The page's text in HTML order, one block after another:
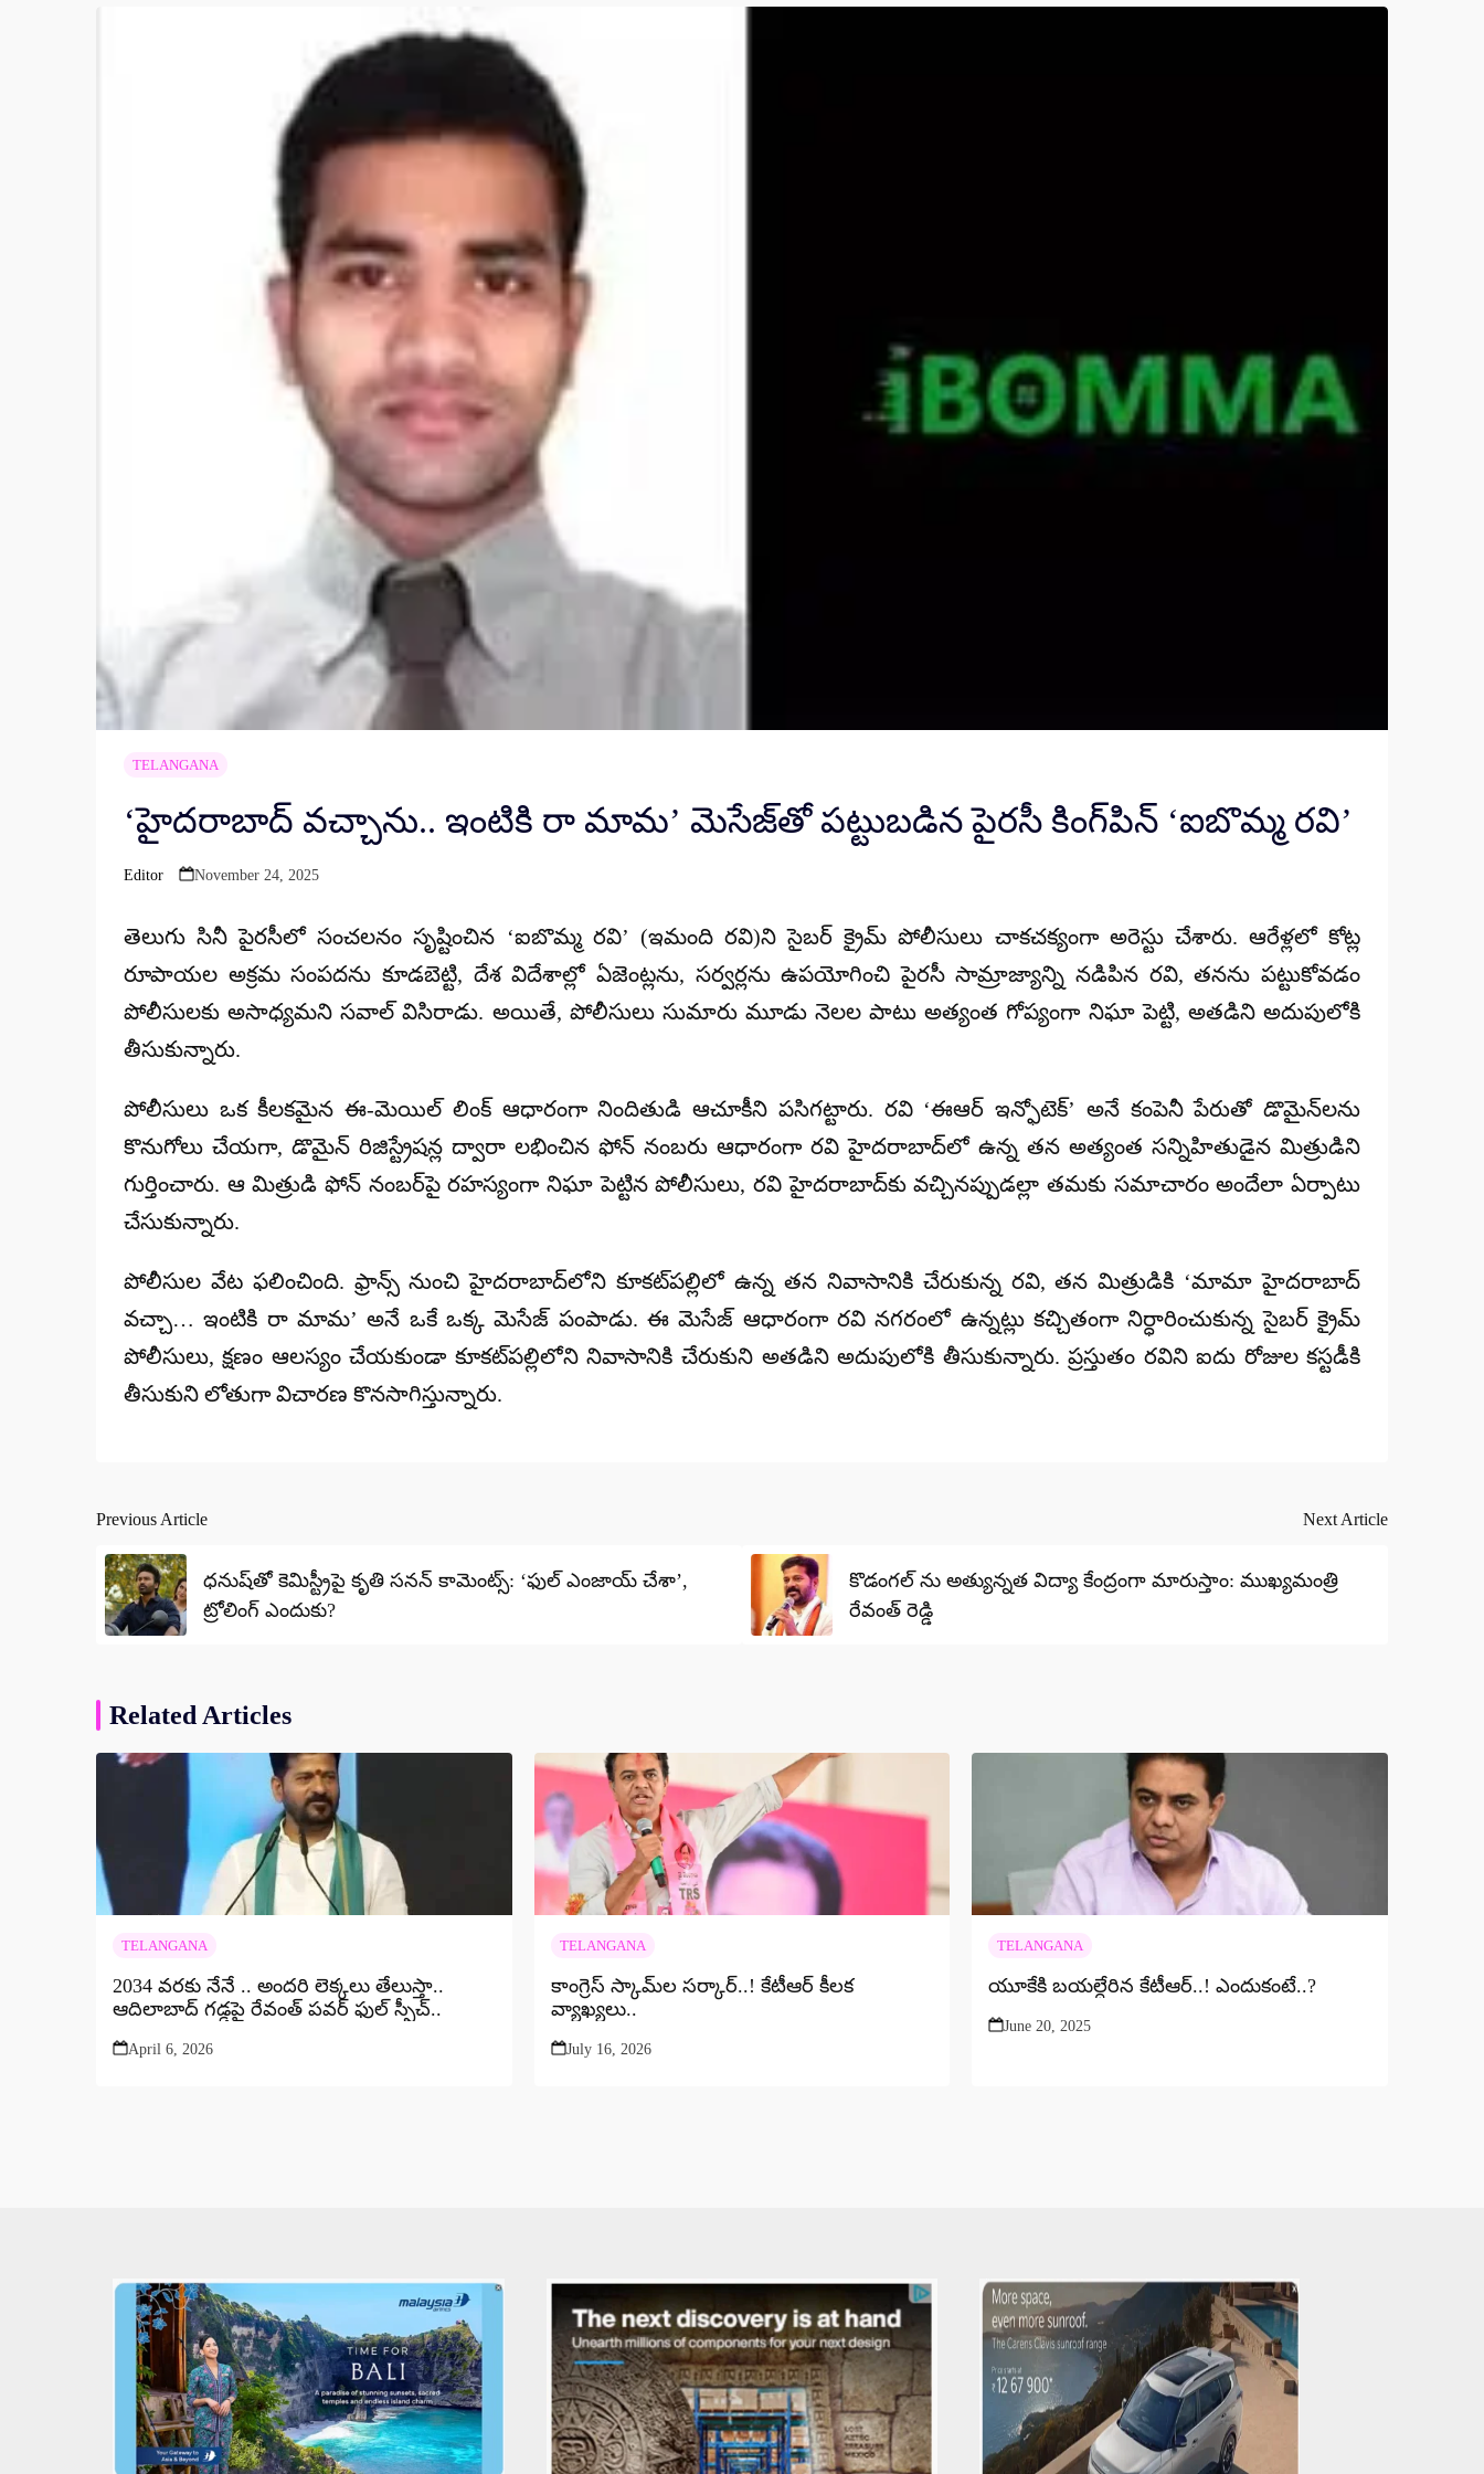
TELANGANA
‘హైదరాబాద్ వచ్చాను.. ఇంటికి రా మామ’ మెసేజ్‌తో పట్టుబడిన పైరసీ కింగ్‌పిన్ ‘ఐబొమ్మ రవి’
Posted
Editor November 24, 2025
తెలుగు సినీ పైరసీలో సంచలనం సృష్టించిన ‘ఐబొమ్మ రవి’ (ఇమంది రవి)ని సైబర్ క్రైమ్ పోలీసులు చాకచక్యంగా అరెస్టు చేశారు. ఆరేళ్లలో కోట్ల
రూపాయల అక్రమ సంపదను కూడబెట్టి, దేశ విదేశాల్లో ఏజెంట్లను, సర్వర్లను ఉపయోగించి పైరసీ సామ్రాజ్యాన్ని నడిపిన రవి, తనను పట్టుకోవడం
పోలీసులకు అసాధ్యమనిసవాల్ విసిరాడు. అయితే, పోలీసులు సుమారు మూడు నెలల పాటు అత్యంత గోప్యంగా నిఘా పెట్టి, అతడిని అదుపులోకి
తీసుకున్నారు.
పోలీసులు ఒక కీలకమైనఈ-మెయిల్ లింక్ఆధారంగా నిందితుడి ఆచూకీని పసిగట్టారు. రవి ‘ఈఆర్ ఇన్ఫోటెక్’ అనే కంపెనీ పేరుతో డొమైన్‌లను
కొనుగోలు చేయగా, డొమైన్ రిజిస్ట్రేషన్ల ద్వారా లభించిన ఫోన్ నంబరు ఆధారంగా రవి హైదరాబాద్‌లో ఉన్న తన అత్యంతసన్నిహితుడైన మిత్రుడిని
గుర్తించారు. ఆ మిత్రుడి ఫోన్ నంబర్‌పై రహస్యంగా నిఘా పెట్టిన పోలీసులు, రవి హైదరాబాద్‌కు వచ్చినప్పుడల్లా తమకు సమాచారం అందేలా ఏర్పాటు
చేసుకున్నారు.
పోలీసుల వేట ఫలించింది. ఫ్రాన్స్ నుంచి హైదరాబాద్‌లోని కూకట్‌పల్లిలో ఉన్న తన నివాసానికి చేరుకున్న రవి, తన మిత్రుడికి ‘మామా హైదరాబాద్
వచ్చా… ఇంటికి రా మామ’ అనే ఒకే ఒక్క మెసేజ్ పంపాడు. ఈ మెసేజ్ ఆధారంగా రవి నగరంలో ఉన్నట్లు కచ్చితంగా నిర్ధారించుకున్న సైబర్ క్రైమ్
పోలీసులు, క్షణం ఆలస్యం చేయకుండా కూకట్‌పల్లిలోని నివాసానికి చేరుకుని అతడిని అదుపులోకి తీసుకున్నారు. ప్రస్తుతం రవిని ఐదు రోజుల కస్టడీకి
తీసుకుని లోతుగా విచారణ కొనసాగిస్తున్నారు.
Post
navigation
Previous Article
ధనుష్‌తో కెమిస్ట్రీపై కృతి సనన్ కామెంట్స్: ‘ఫుల్ ఎంజాయ్ చేశా’,
ట్రోలింగ్ ఎందుకు?
Next Article
కొడంగల్ ను అత్యున్నత విద్యా కేంద్రంగా మారుస్తాం: ముఖ్యమంత్రి
రేవంత్ రెడ్డి
Related Articles
TELANGANA
2034 వరకు నేనే .. అందరి లెక్కలు తేలుస్తా..
ఆదిలాబాద్ గడ్డపై రేవంత్ పవర్ ఫుల్ స్పీచ్..
April 6, 2026
TELANGANA
కాంగ్రెస్ స్కామ్‌ల సర్కార్..! కేటీఆర్ కీలక
వ్యాఖ్యలు..
July 16, 2026
TELANGANA
యూకేకి బయల్దేరిన కేటీఆర్..! ఎందుకంటే..?
June 20, 2025